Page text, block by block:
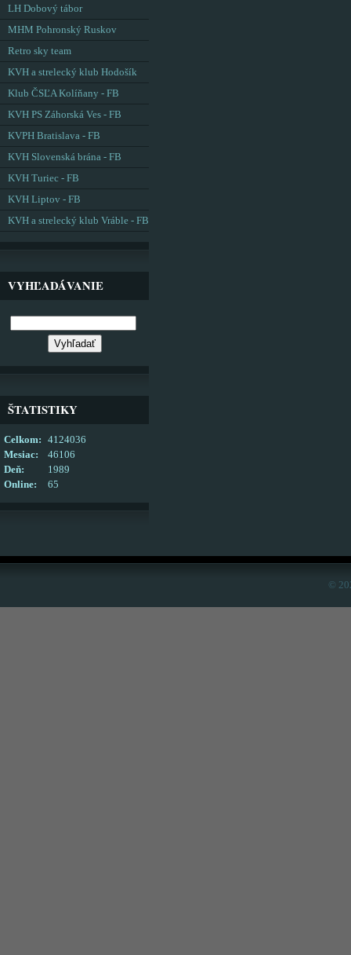
LH Dobový tábor
MHM Pohronský Ruskov
Retro sky team
KVH a strelecký klub Hodošík
Klub ČSĽA Kolíňany - FB
KVH PS Záhorská Ves - FB
KVPH Bratislava - FB
KVH Slovenská brána - FB
KVH Turiec - FB
KVH Liptov - FB
KVH a strelecký klub Vráble - FB
VYHĽADÁVANIE
ŠTATISTIKY
Online: 65
Celkom:
4124036
Mesiac:
46106
Deň:
1989
©